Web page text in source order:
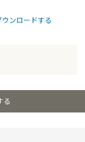
ンロードする
る